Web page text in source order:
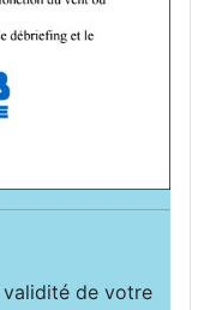
de votre